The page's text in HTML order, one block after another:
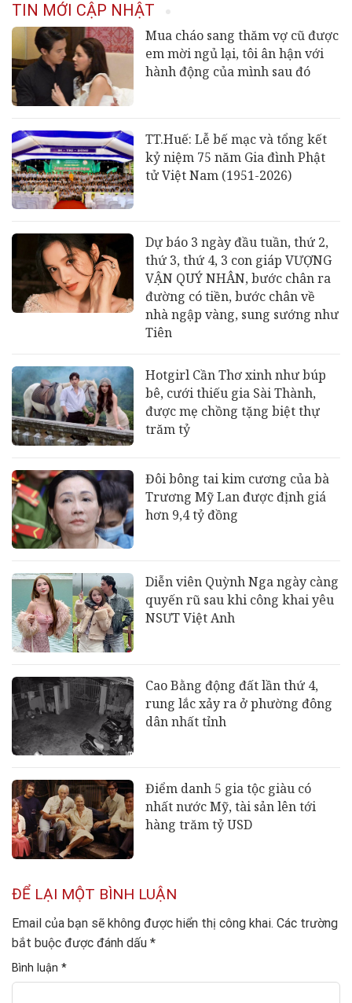
TIN MỚI CẬP NHẬT
Mua cháo sang thăm vợ cũ được
em mời ngủ lại, tôi ân hận với
hành động của mình sau đó
TT.Huế: Lễ bế mạc và tổng kết
kỷ niệm 75 năm Gia đình Phật
tử Việt Nam (1951-2026)
Dự báo 3 ngày đầu tuần, thứ 2,
thứ 3, thứ 4, 3 con giáp VƯỢNG
VẬN QUÝ NHÂN, bước chân ra
đường có tiền, bước chân về
nhà ngập vàng, sung sướng như
Tiên
Hotgirl Cần Thơ xinh như búp
bê, cưới thiếu gia Sài Thành,
được mẹ chồng tặng biệt thự
trăm tỷ
Đôi bông tai kim cương của bà
Trương Mỹ Lan được định giá
hơn 9,4 tỷ đồng
Diễn viên Quỳnh Nga ngày càng
quyến rũ sau khi công khai yêu
NSƯT Việt Anh
Cao Bằng động đất lần thứ 4,
rung lắc xảy ra ở phường đông
dân nhất tỉnh
Điểm danh 5 gia tộc giàu có
nhất nước Mỹ, tài sản lên tới
hàng trăm tỷ USD
ĐỂ LẠI MỘT BÌNH LUẬN
Email của bạn sẽ không được hiển thị công khai. Các trường
bắt buộc được đánh dấu *
Bình luận *